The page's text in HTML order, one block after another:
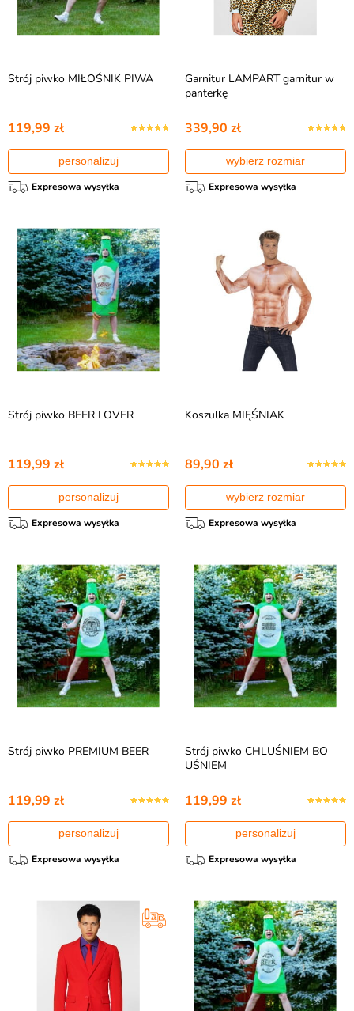
Strój piwko MIŁOŚNIK PIWA
119,99 zł
personalizuj
Expresowa wysyłka
Garnitur LAMPART garnitur w
panterkę
339,90 zł
wybierz rozmiar
Expresowa wysyłka
Strój piwko BEER LOVER
119,99 zł
personalizuj
Expresowa wysyłka
Koszulka MIĘŚNIAK
89,90 zł
wybierz rozmiar
Expresowa wysyłka
Strój piwko PREMIUM BEER
119,99 zł
personalizuj
Expresowa wysyłka
Strój piwko CHLUŚNIEM BO
UŚNIEM
119,99 zł
personalizuj
Expresowa wysyłka